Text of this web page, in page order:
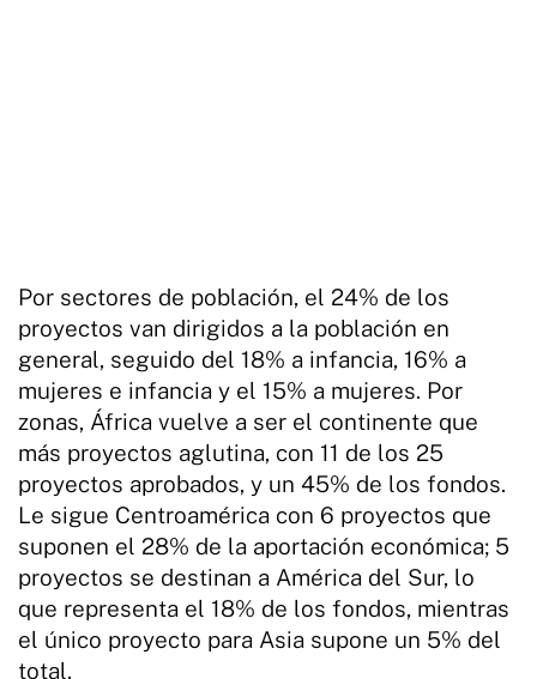
Por sectores de población, el 24% de los
proyectos van dirigidos a la población en
general, seguido del 18% a infancia, 16% a
mujeres e infancia y el 15% a mujeres. Por
zonas, África vuelve a ser el continente que
más proyectos aglutina, con 11 de los 25
proyectos aprobados, y un 45% de los fondos.
Le sigue Centroamérica con 6 proyectos que
suponen el 28% de la aportación económica; 5
proyectos se destinan a América del Sur, lo
que representa el 18% de los fondos, mientras
el único proyecto para Asia supone un 5% del
total.